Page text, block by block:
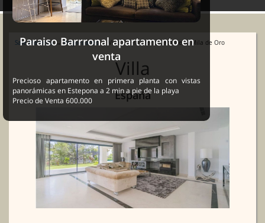
Sale Marbella→Propiedades→ Villa Sierra Blanca, Marbella Mila de Oro
Villa
España
Paraiso Barrronal apartamento en
venta
Precioso apartamento en primera planta con vistas
panorámicas en Estepona a 2 min a pie de la playa
Precio de Venta 600.000